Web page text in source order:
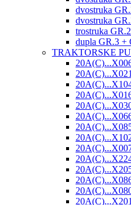
dvostruka
dvostruka
trostruka
dupla GR.3 +
TRAKTORSKE
20A(C)...X021
20A(C)...X201